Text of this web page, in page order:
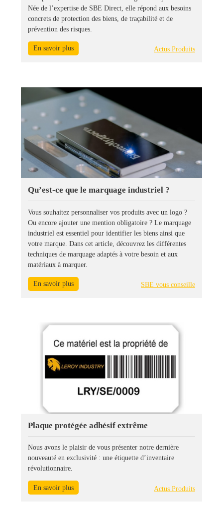
Née de l’expertise de SBE Direct, elle répond aux besoins
concrets de protection des biens, de traçabilité et de
prévention des risques.
En savoir plus Actus Produits
Qu’est-ce que le marquage industriel ?
Vous souhaitez personnaliser vos produits avec un logo ?
Ou encore ajouter une mention obligatoire ? Le marquage
industriel est essentiel pour identifier les biens ainsi que
votre marque. Dans cet article, découvrez les différentes
techniques de marquage adaptés à votre besoin et aux
matériaux à marquer.
En savoir plus SBE vous conseille
Plaque protégée adhésif extrême
Nous avons le plaisir de vous présenter notre dernière
nouveauté en exclusivité : une étiquette d’inventaire
révolutionnaire.
En savoir plus Actus Produits